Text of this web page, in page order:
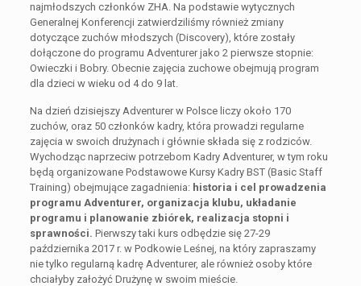
najmłodszych członków ZHA. Na podstawie wytycznych
Generalnej Konferencji zatwierdziliśmy również zmiany
dotyczące zuchów młodszych (Discovery), które zostały
dołączone do programu Adventurer jako 2 pierwsze stopnie:
Owieczki i Bobry. Obecnie zajęcia zuchowe obejmują program
dla dzieci w wieku od 4 do 9 lat.
Na dzień dzisiejszy Adventurer w Polsce liczy około 170
zuchów, oraz 50 członków kadry, która prowadzi regularne
zajęcia w swoich drużynach i głównie składa się z rodziców.
Wychodząc naprzeciw potrzebom Kadry Adventurer, w tym roku
będą organizowane Podstawowe Kursy Kadry BST (Basic Staff
Training) obejmujące zagadnienia: historia i cel prowadzenia
programu Adventurer, organizacja klubu, układanie
programu i planowanie zbiórek, realizacja stopni i
sprawności. Pierwszy taki kurs odbędzie się 27-29
października 2017 r. w Podkowie Leśnej, na który zapraszamy
nie tylko regularną kadrę Adventurer, ale również osoby które
chciałyby założyć Drużynę w swoim mieście.